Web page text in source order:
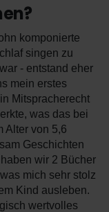
komponierte
singen zu
- entstand eher
mein erstes
Mitspracherecht
was das bei
Alter von 5,6
Geschichten
wir 2 Bücher
mich sehr stolz
Kind ausleben.
wertvolles